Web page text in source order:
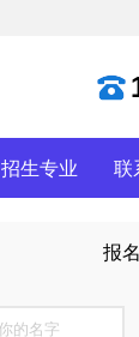
招生专业 联
报
全国仅